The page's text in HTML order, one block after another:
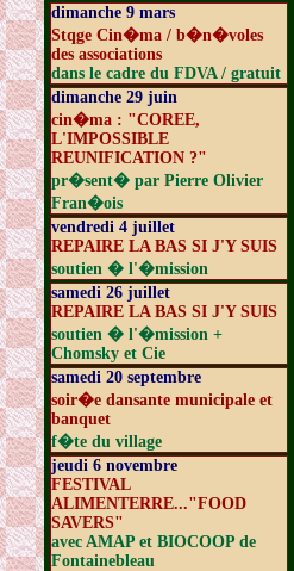
dimanche 9 mars
Stqge Cin�ma / b�n�voles
des associations
dans le cadre du FDVA / gratuit
dimanche 29 juin
cin�ma : "COREE,
L'IMPOSSIBLE
REUNIFICATION ?"
pr�sent� par Pierre Olivier
Fran�ois
vendredi 4 juillet
REPAIRE LA BAS SI J'Y SUIS
soutien � l'�mission
samedi 26 juillet
REPAIRE LA BAS SI J'Y SUIS
soutien � l'�mission +
Chomsky et Cie
samedi 20 septembre
soir�e dansante municipale et
banquet
f�te du village
jeudi 6 novembre
FESTIVAL
ALIMENTERRE..."FOOD
SAVERS"
avec AMAP et BIOCOOP de
Fontainebleau